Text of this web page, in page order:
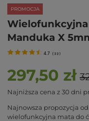
PROMOCJA
Manduka X
4.7 ( 33 )
297,50 zł
Najniższa cena z 30 dni
Najnowsza propozycja
wielofunkcyjna mata do